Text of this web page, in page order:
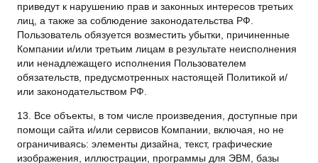
приведут к нарушению прав и законных интересов третьих
лиц, а также за соблюдение законодательства РФ.
Пользователь обязуется возместить убытки, причиненные
Компании и/или третьим лицам в результате неисполнения
или ненадлежащего исполнения Пользователем
обязательств, предусмотренных настоящей Политикой и/
или законодательством РФ.
13. Все объекты, в том числе произведения, доступные при
помощи cайта и/или сервисов Компании, включая, но не
ограничиваясь: элементы дизайна, текст, графические
изображения, иллюстрации, программы для ЭВМ, базы